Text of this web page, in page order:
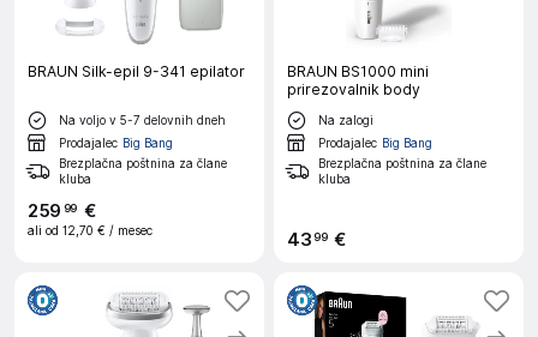
BRAUN Silk-epil 9-341 epilator
Na voljo v 5-7 delovnih dneh
Prodajalec Big Bang
Brezplačna poštnina za člane
kluba
259 99 €
ali od 12,70 € / mesec
BRAUN BS1000 mini
prirezovalnik body
Na zalogi
Prodajalec Big Bang
Brezplačna poštnina za člane
kluba
4399 €